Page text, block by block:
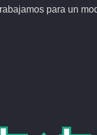
para un